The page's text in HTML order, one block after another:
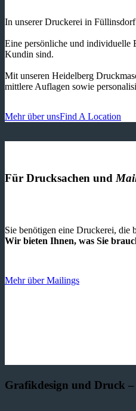
In unserer Druckerei in
Eine persönliche und individuelle
Kundin sind.
Mit unseren Heidelberg
mittlere Auflagen sowie
Mehr über unsFind A Location
Für Drucksachen und
Sie benötigen eine Druckerei, die
Wir bieten Ihnen, was Sie
Mehr über Mailings
Grafikdesign und Druck –